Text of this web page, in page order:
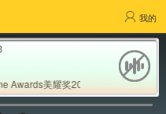
我的
美耀奖2026首批权威专家评